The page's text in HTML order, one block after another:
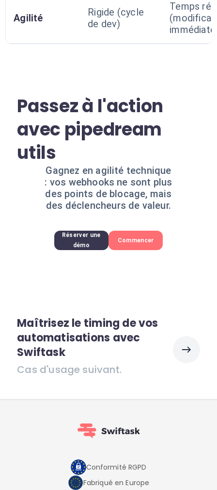
Agilité
Rigide (cycle
de dev)
Temps
Passez à l'action
avec pipedream
utils
Gagnez en agilité technique
: vos webhooks ne sont plus
des points de blocage, mais
des déclencheurs de valeur.
Réserver une
démo
Commencer
Maîtrisez le timing de vos
automatisations avec
Swiftask
Cas d'usage suivant.
Conformité RGPD
Fabriqué en Europe